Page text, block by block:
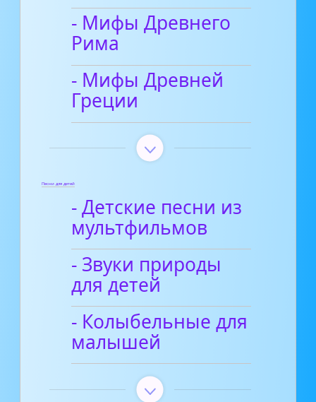
- Мифы Древнего
Рима
- Мифы Древней
Греции
Песни для детей
- Детские песни из
мультфильмов
- Звуки природы
для детей
- Колыбельные для
малышей